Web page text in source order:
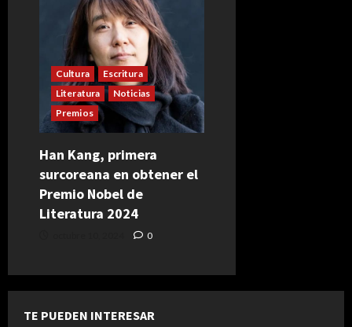
Cultura
Escritura
Literatura
Noticias
Premios
Han Kang, primera
surcoreana en obtener el
Premio Nobel de
Literatura 2024
0
TE PUEDEN INTERESAR